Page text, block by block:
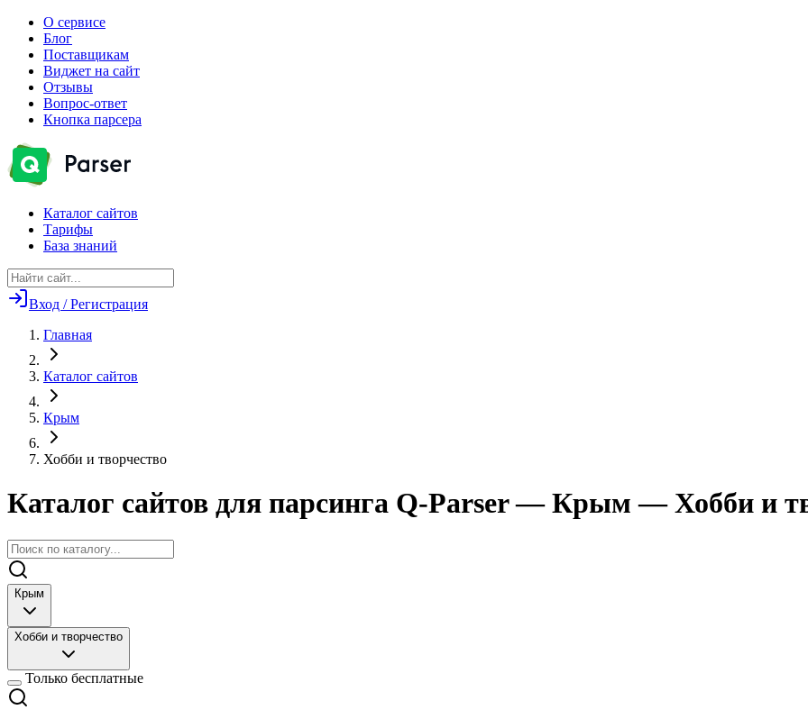
О сервисе
Блог
Поставщикам
Виджет на сайт
Отзывы
Вопрос-ответ
Кнопка парсера
Каталог сайтов
Тарифы
База знаний
Вход / Регистрация
Главная
Каталог сайтов
Крым
Хобби и творчество
Каталог сайтов для парсинга Q-Parser— Крым — Хобби и
Крым
Хобби и творчество
Только бесплатные